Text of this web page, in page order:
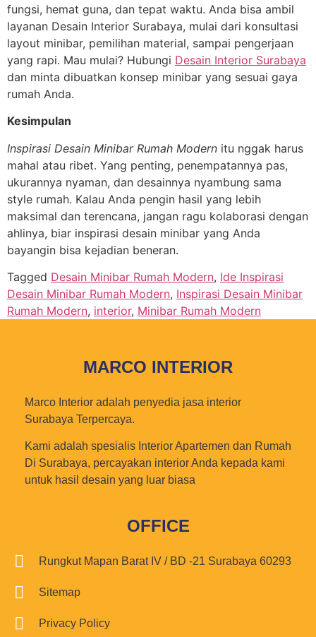
fungsi, hemat guna, dan tepat waktu. Anda bisa ambil
layanan Desain Interior Surabaya, mulai dari konsultasi
layout minibar, pemilihan material, sampai pengerjaan
yang rapi. Mau mulai? Hubungi Desain Interior Surabaya
dan minta dibuatkan konsep minibar yang sesuai gaya
rumah Anda.
Kesimpulan
Inspirasi Desain Minibar Rumah Modern itu nggak harus
mahal atau ribet. Yang penting, penempatannya pas,
ukurannya nyaman, dan desainnya nyambung sama
style rumah. Kalau Anda pengin hasil yang lebih
maksimal dan terencana, jangan ragu kolaborasi dengan
ahlinya, biar inspirasi desain minibar yang Anda
bayangin bisa kejadian beneran.
Tagged Desain Minibar Rumah Modern, Ide Inspirasi
Desain Minibar Rumah Modern, Inspirasi Desain Minibar
Rumah Modern, interior, Minibar Rumah Modern
MARCO INTERIOR
Marco Interior adalah penyedia jasa interior
Surabaya Terpercaya.
Kami adalah spesialis Interior Apartemen dan Rumah
Di Surabaya, percayakan interior Anda kepada kami
untuk hasil desain yang luar biasa
OFFICE
Rungkut Mapan Barat IV / BD -21 Surabaya 60293
Sitemap
Privacy Policy